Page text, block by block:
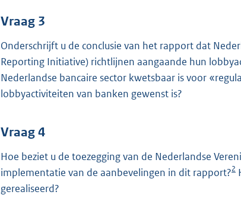
Vraag 3
Onderschrijft u de conclusie van het rapport dat
Reporting Initiative) richtlijnen aangaande hun
Nederlandse bancaire sector kwetsbaar is voor
lobbyactiviteiten van banken gewenst is?
Vraag 4
Hoe beziet u de toezegging van de Nederlandse
implementatie van de aanbevelingen in dit rapport?2
gerealiseerd?